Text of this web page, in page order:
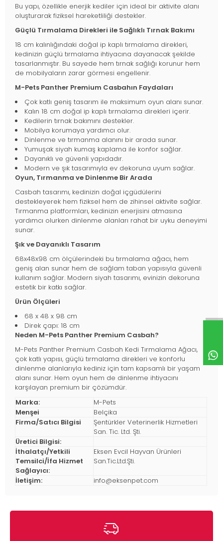
Bu yapı, özellikle enerjik kediler için ideal bir aktivite alanı
oluşturarak fiziksel hareketliliği destekler.
Güçlü Tırmalama Direkleri ile Sağlıklı Tırnak Bakımı
18 cm kalınlığındaki doğal ip kaplı tırmalama direkleri,
kedinizin güçlü tırmalama ihtiyacına dayanacak şekilde
tasarlanmıştır. Bu sayede hem tırnak sağlığı korunur hem
de mobilyaların zarar görmesi engellenir.
M-Pets Panther Premium Casbahın Faydaları
Çok katlı geniş tasarım ile maksimum oyun alanı sunar.
Kalın 18 cm doğal ip kaplı tırmalama direkleri içerir.
Kedilerin tırnak bakımını destekler.
Mobilya korumaya yardımcı olur.
Dinlenme ve tırmanma alanını bir arada sunar.
Yumuşak siyah kumaş kaplama ile konfor sağlar.
Dayanıklı ve güvenli yapıdadır.
Modern ve şık tasarımıyla ev dekoruna uyum sağlar.
Oyun, Tırmanma ve Dinlenme Bir Arada
Casbah tasarımı, kedinizin doğal içgüdülerini
destekleyerek hem fiziksel hem de zihinsel aktivite sağlar.
Tırmanma platformları, kedinizin enerjisini atmasına
yardımcı olurken dinlenme alanları rahat bir uyku deneyimi
sunar.
Şık ve Dayanıklı Tasarım
68x48x98 cm ölçülerindeki bu tırmalama ağacı, hem
geniş alan sunar hem de sağlam taban yapısıyla güvenli
kullanım sağlar. Modern siyah tasarımı, evinizin dekoruna
estetik bir katkı sağlar.
Ürün Ölçüleri
68 x 48 x 98 cm
Direk çapı: 18 cm
Neden M-Pets Panther Premium Casbah?
M-Pets Panther Premium Casbah Kedi Tırmalama Ağacı,
çok katlı yapısı, güçlü tırmalama direkleri ve konforlu
dinlenme alanlarıyla kediniz için tam kapsamlı bir yaşam
alanı sunar. Hem oyun hem de dinlenme ihtiyacını
karşılayan premium bir çözümdür.
Marka:
M-Pets
Menşei
Belçika
Firma/Satıcı Bilgisi
Şentürkler Veterinerlik Hizmetleri
San. Tic. Ltd. Şti.
Üretici Bilgisi:
İthalatçı/Yetkili
Temsilci/İfa Hizmet
Sağlayıcı:
Eksen Evcil Hayvan Ürünleri
San.Tic.Ltd.Şti.
İletişim: info@eksenpet.com